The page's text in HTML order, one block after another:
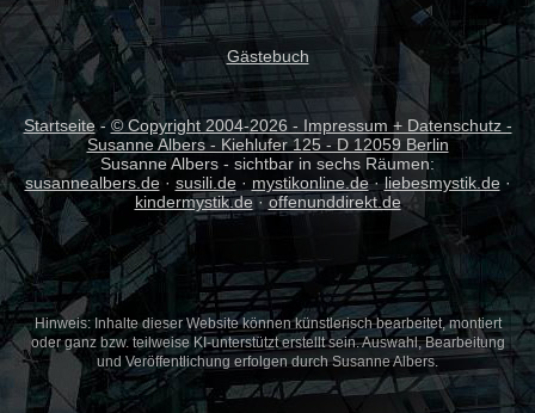
Gästebuch
Startseite-© Copyright 2004-2026 - Impressum + Datenschutz -
Susanne Albers - Kiehlufer 125 - D 12059 Berlin
Susanne Albers - sichtbar in sechs Räumen:
susannealbers.de· susili.de· mystikonline.de·liebesmystik.de ·
kindermystik.de·offenunddirekt.de
Hinweis: Inhalte dieser Website können künstlerisch bearbeitet, montiert
oder ganz bzw. teilweise KI-unterstützt erstellt sein. Auswahl, Bearbeitung
und Veröffentlichung erfolgen durch Susanne Albers.